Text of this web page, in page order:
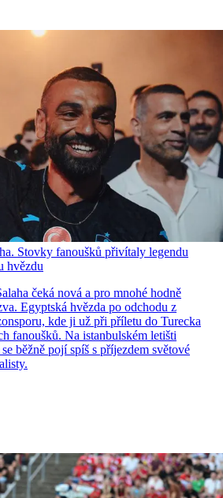
Stovky fanoušků přivítaly legendu
hvězdu
čeká nová a pro mnohé hodně
Egyptská hvězda po odchodu z
kde ji už při příletu do Turecka
fanoušků. Na istanbulském letišti
běžně pojí spíš s příjezdem světové